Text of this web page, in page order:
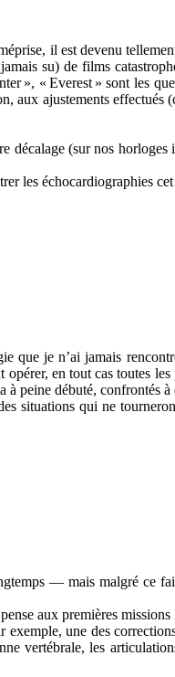
il est devenu
su) de films
», « Everest » sont les
aux ajustements
décalage (sur nos
les échocardiographies
je n’ai jamais
en tout cas toutes
à peine débuté,
situations qui ne
— mais malgré ce
aux premières
une des
vertébrale, les